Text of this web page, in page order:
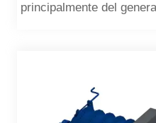
principalmente del
tensión y levantamiento.